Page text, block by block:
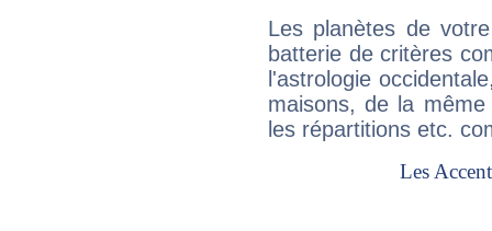
Les planètes de
batterie de critères
l'astrologie
maisons, de la
les répartitions etc.